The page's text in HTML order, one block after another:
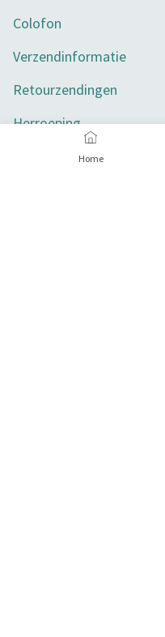
Home
Colofon
Verzendinformatie
Retourzendingen
Herroeping
Toegankelijkheid